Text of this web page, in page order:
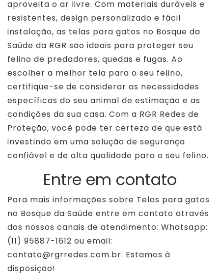
aproveita o ar livre. Com materiais duráveis e
resistentes, design personalizado e fácil
instalação, as telas para gatos no Bosque da
Saúde da RGR são ideais para proteger seu
felino de predadores, quedas e fugas. Ao
escolher a melhor tela para o seu felino,
certifique-se de considerar as necessidades
específicas do seu animal de estimação e as
condições da sua casa. Com a RGR Redes de
Proteção, você pode ter certeza de que está
investindo em uma solução de segurança
confiável e de alta qualidade para o seu felino.
Entre em contato
Para mais informações sobre Telas para gatos
no Bosque da Saúde entre em contato através
dos nossos canais de atendimento: Whatsapp:
(11) 95887-1612 ou email:
contato@rgrredes.com.br. Estamos à
disposição!